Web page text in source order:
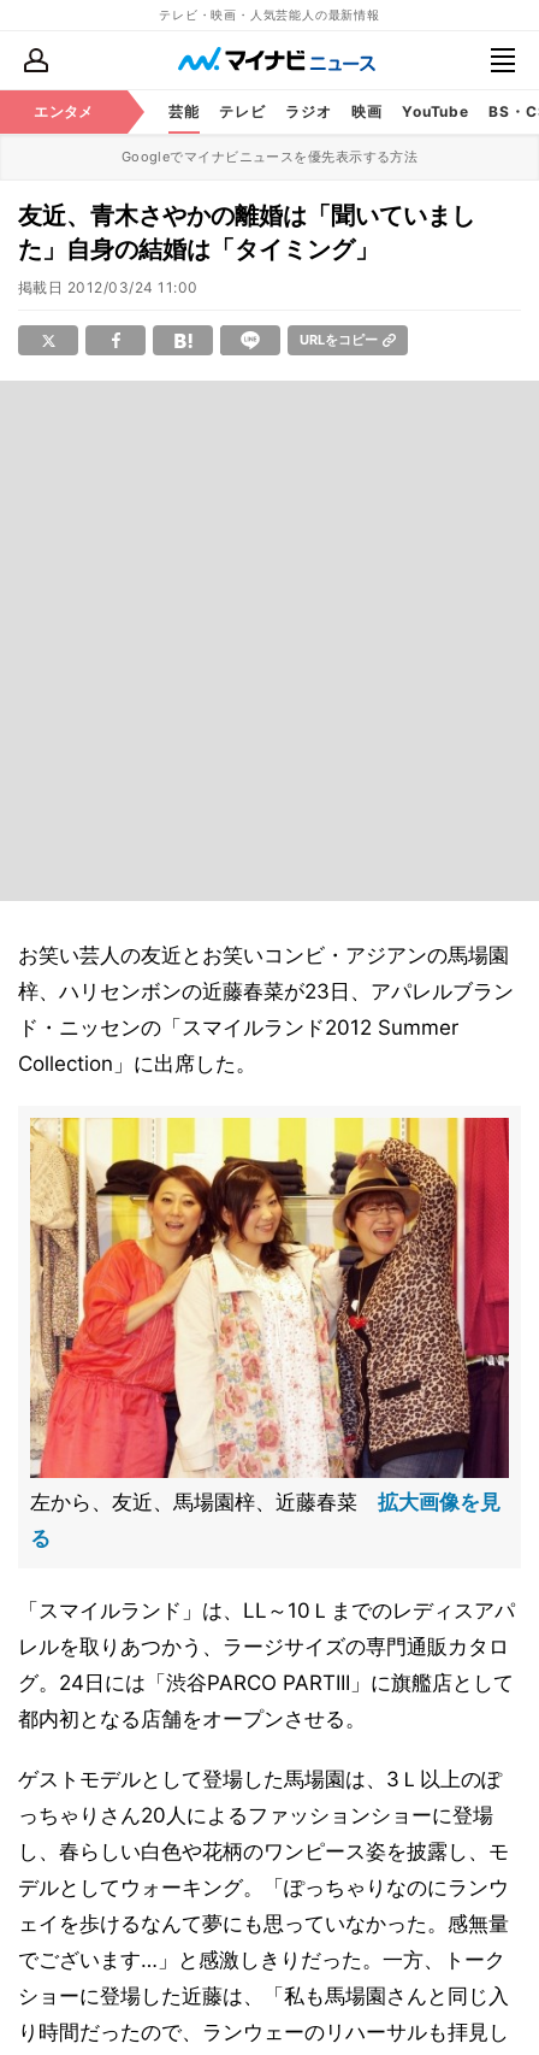
テレビ・映画・人気芸能人の最新情報
エンタメ 芸能 テレビ ラジオ 映画 YouTube BS・
Googleでマイナビニュースを優先表示する方法
友近、青木さやかの離婚は「聞いていまし
た」自身の結婚は「タイミング」
掲載日 2012/03/24 11:00
URLをコピー
お笑い芸人の友近とお笑いコンビ・アジアンの馬場園
梓、ハリセンボンの近藤春菜が23日、アパレルブラン
ド・ニッセンの「スマイルランド2012 Summer
Collection」に出席した。
左から、友近、馬場園梓、近藤春菜 拡大画像を見
る
「スマイルランド」は、LL～10Ｌまでのレディスアパ
レルを取りあつかう、ラージサイズの専門通販カタロ
グ。24日には「渋谷PARCO PARTIII」に旗艦店として
都内初となる店舗をオープンさせる。
ゲストモデルとして登場した馬場園は、3Ｌ以上のぽ
っちゃりさん20人によるファッションショーに登場
し、春らしい白色や花柄のワンピース姿を披露し、モ
デルとしてウォーキング。「ぽっちゃりなのにランウ
ェイを歩けるなんて夢にも思っていなかった。感無量
でございます…」と感激しきりだった。一方、トーク
ショーに登場した近藤は、「私も馬場園さんと同じ入
り時間だったので、ランウェーのリハーサルも拝見し